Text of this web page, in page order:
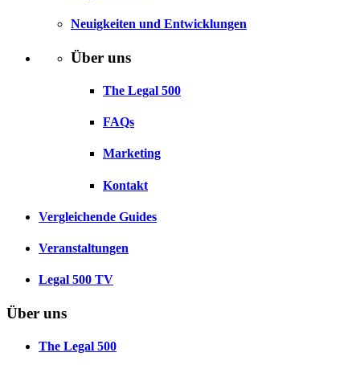
Neuigkeiten und Entwicklungen
Über uns
The Legal 500
FAQs
Marketing
Kontakt
Vergleichende Guides
Veranstaltungen
Legal 500 TV
Über uns
The Legal 500